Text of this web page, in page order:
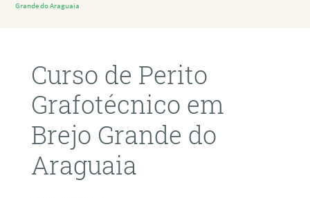
Grande do Araguaia
Curso de Perito
Grafotécnico em
Brejo Grande do
Araguaia